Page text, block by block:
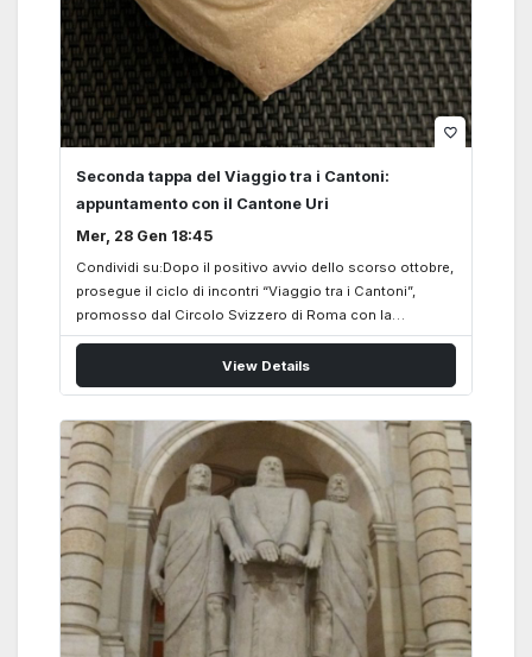
favorite_border
Seconda tappa del Viaggio tra i Cantoni:
appuntamento con il Cantone Uri
Mer, 28 Gen 18:45
Condividi su:Dopo il positivo avvio dello scorso ottobre,
prosegue il ciclo di incontri “Viaggio tra i Cantoni”,
promosso dal Circolo Svizzero di Roma con la
collaborazione editoriale di svizzeriamo.it e con il
prezioso sostegno dell’Ambasciata di Svizzera in Italia.
Il progetto – avviato nell’autunno 2025 – nasce con
alla riscoperta dell’anima profonda della
Confederazione, attraverso un percorso pluriennale che
dia voce e visibilità ai 26 Cantoni della Svizzera, ognuno
con la propria identità culturale, economica, ambientale
e istituzionale. Dopo l’incontro inaugurale dedicato al
Canton Svitto, il secondo appuntamento sarà rivolto al
Cantone Uri,…
View Details